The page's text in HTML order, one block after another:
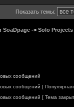
Показать темы:
SoaDpage -> Solo Projects
сообщений
сообщений [
сообщений [ Тема